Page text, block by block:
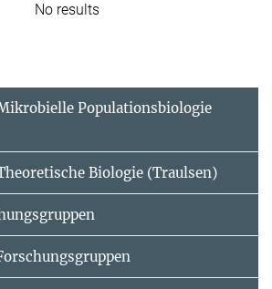
No results
Populationsbiologie
Biologie (Traulsen)